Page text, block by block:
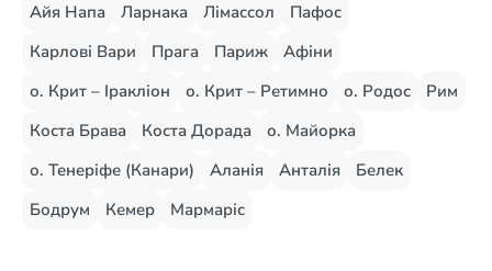
Айя Напа
Ларнака Лімассол
Пафос
Карлові Вари
Прага Париж
Афіни
о. Крит – Іракліон
о. Крит – Ретимно о. Родос
Рим
Коста Брава
Коста Дорада
о. Майорка
о. Тенеріфе (Канари)
Аланія Анталія
Белек
Бодрум
Кемер Мармаріс